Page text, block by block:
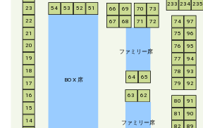
BO X 席
ファミリー席
ファミリー席
14
15
16
17
18
19
20
21
22
23 51
52
53
54
62
63
64 65
66
67
68
69
70
71
72
73
74
75
76
77
78
79
80
81
82
89
90
91
92
93
94
95
96
97
233 234 235